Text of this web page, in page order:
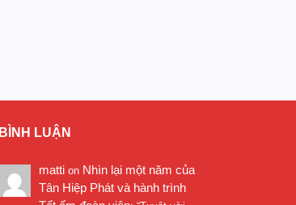
BÌNH LUẬN
matti on Nhìn lại một năm của
Tân Hiệp Phát và hành trình